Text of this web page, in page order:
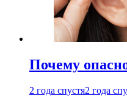
Почему
2 года спустя2 года